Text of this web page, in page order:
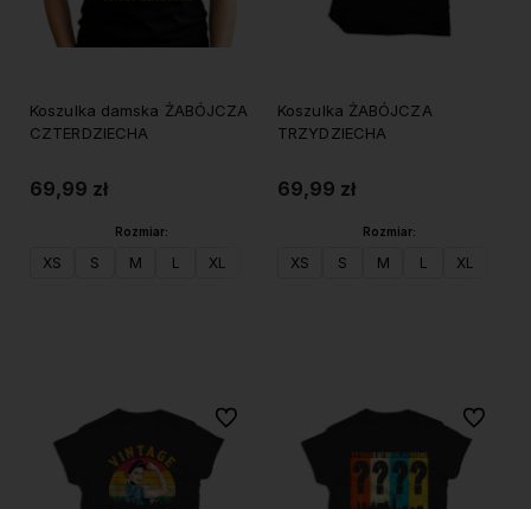
Koszulka damska ŻABÓJCZA
CZTERDZIECHA
69,99 zł
Rozmiar:
XS S M L XL
Koszulka ŻABÓJCZA
TRZYDZIECHA
69,99 zł
Rozmiar:
XS S M L XL
Do ulubionych Do